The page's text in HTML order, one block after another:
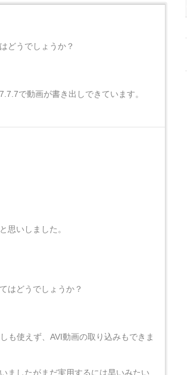
どうでしょうか？
で動画が書き出しできています。
思いしました。
はどうでしょうか？
も使えず、AVI動画の取り込みもできま
ましたがまだ実用するには早いみたい